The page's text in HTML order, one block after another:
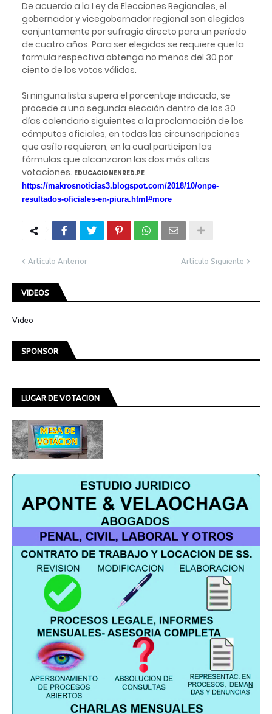
De acuerdo a la Ley de Elecciones Regionales, el
gobernador y vicegobernador regional son elegidos
conjuntamente por sufragio directo para un período
de cuatro años. Para ser elegidos se requiere que la
formula respectiva obtenga no menos del 30 por
ciento de los votos válidos.
Si ninguna lista supera el porcentaje indicado, se
procede a una segunda elección dentro de los 30
días calendario siguientes a la proclamación de los
cómputos oficiales, en todas las circunscripciones
que así lo requieran, en la cual participan las
fórmulas que alcanzaron las dos más altas
votaciones. EDUCACIONENRED.PE
https://makrosnoticias3.blogspot.com/2018/10/onpe-
resultados-oficiales-en-piura.html#more
Artículo Anterior Artículo Siguiente
VIDEOS
Video
SPONSOR
LUGAR DE VOTACION